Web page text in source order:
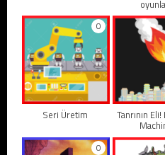
0
Seri Üretim Tanrının
0